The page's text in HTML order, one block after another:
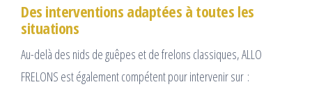
Des interventions adaptées à toutes les
situations
Au-delà des nids de guêpes et de frelons classiques, ALLO
FRELONS est également compétent pour intervenir sur :